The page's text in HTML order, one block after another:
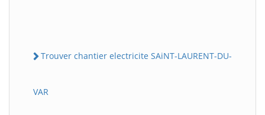
Trouver chantier electricite SAiNT-LAURENT-DU-
VAR